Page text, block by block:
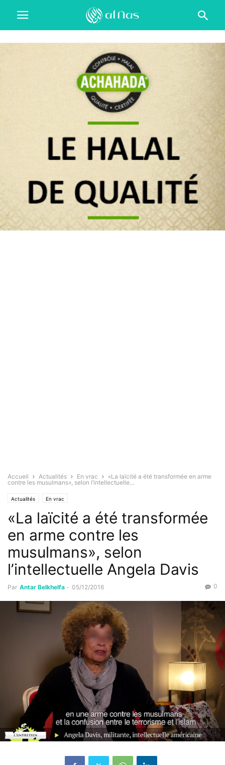
Accueil Actualités En vrac
«La laïcité a été transformée en arme
contre les musulmans», selon l’intellectuelle...
Actualités En vrac
«La laïcité a été transformée
en arme contre les
musulmans», selon
l’intellectuelle Angela Davis
Par Antar Belkhelfa - 05/12/2016 0